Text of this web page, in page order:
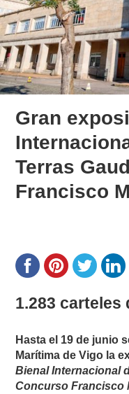
Gran
Terras
Francisco
1.283 carteles
Hasta el 19 de junio
Marítima de Vigo la
Bienal Internacional
Concurso Francisco